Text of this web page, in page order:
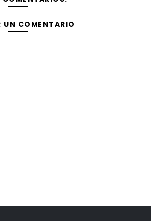
UN COMENTARIO